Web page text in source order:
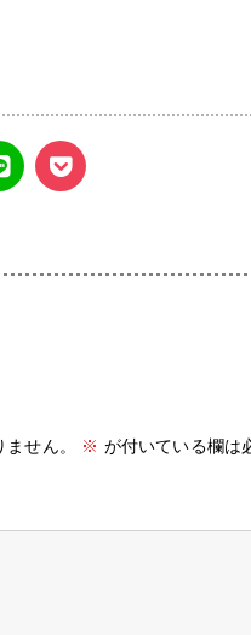
せん。 ※ が付いている欄は